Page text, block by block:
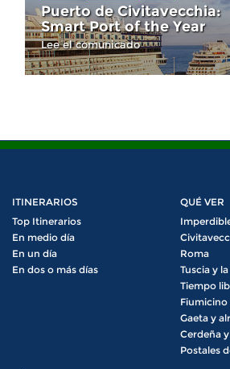
Puerto de Civitavecchia:
Smart Port of the Year
Lee el comunicado
ITINERARIOS
Top Itinerarios
En medio día
En un día
En dos o más días
QUÉ VER
Roma
Tuscia y
Tiempo
Fiumicino
Gaeta y
Cerdeña
Postales